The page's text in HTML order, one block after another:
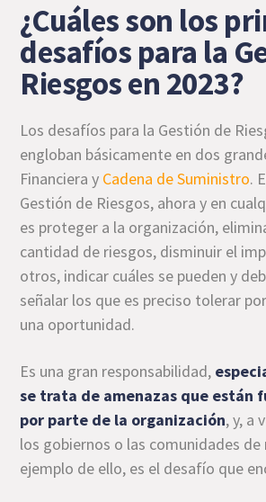
¿Cuáles son los
desafíos para la
Riesgos en 2023?
Los desafíos para la Gestión de
engloban básicamente en dos
Financiera y Cadena de Suministro.
Gestión de Riesgos, ahora y en
es proteger a la organización,
cantidad de riesgos, disminuir el
otros, indicar cuáles se pueden y
señalar los que es preciso tolerar
una oportunidad.
Es una gran responsabilidad,
se trata de amenazas que están
por parte de la organización, y, a
los gobiernos o las comunidades de
ejemplo de ello, es el desafío que